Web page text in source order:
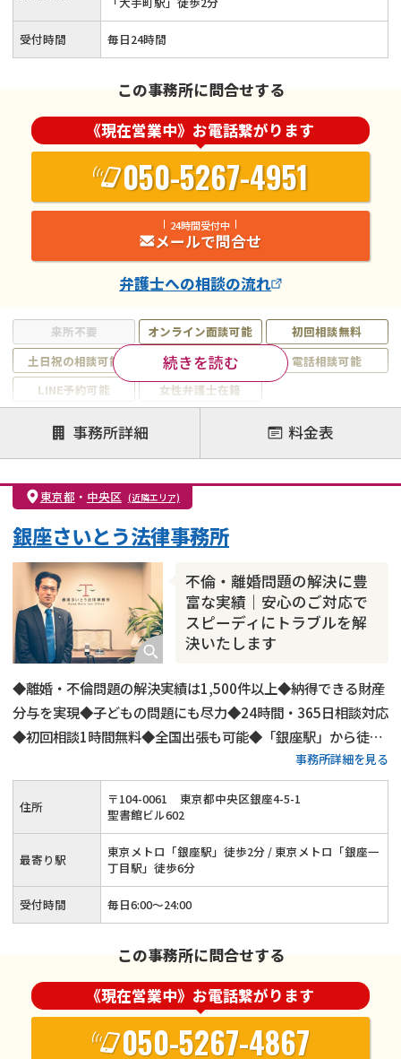
来所不要 オンライン面談可能
初回相談無料
土日祝の相談可能
19時以降電話可能
電話相談可能
LINE予約可能
女性弁護士在籍
注力案件
離婚前相談
離婚調停
離婚裁判
親権・面会交流権
DV
モラハラ
不貞・不倫慰謝料請求
国際離婚
財産分与
内縁の夫婦
続きを読む
受付時間 毎日24時間
この事務所に問合せする
《現在営業中》お電話繋がります
050-5267-4951
24時間受付中
メールで問合せ
弁護士への相談の流れ
事務所詳細 料金表
東京都 ・ 中央区 (近隣エリア)
不倫・離婚問題の解決に豊
富な実績｜安心のご対応で
スピーディにトラブルを解
決いたします
銀座さいとう法律事務所
◆離婚・不倫問題の解決実績は1,500件以上◆納得できる財産
分与を実現◆子どもの問題にも尽力◆24時間・365日相談対応
◆初回相談1時間無料◆全国出張も可能◆「銀座駅」から徒歩
事務所詳細を見る
住所 〒104-0061
東京都中央区銀座4-5-1
聖書館ビル602
最寄り駅
東京メトロ「銀座駅」徒歩2分 / 東京メトロ「銀座一
丁目駅」徒歩6分
受付時間 毎日6:00～24:00
この事務所に問合せする
《現在営業中》お電話繋がります
050-5267-4867